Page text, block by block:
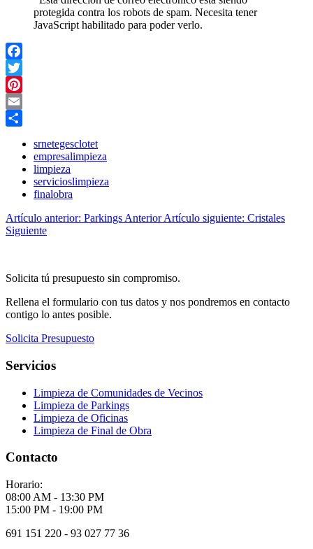
protegida contra los robots de spam. Necesita tener
JavaScript habilitado para poder verlo.
Facebook
Twitter
Pinterest
Email
srnetegesclotet
empresalimpieza
limpieza
servicioslimpieza
finalobra
Artículo anterior: Parkings Anterior Artículo siguiente: Cristales
Siguiente
Solicita tú presupuesto sin compromiso.
Rellena el formulario con tus datos y nos pondremos en contacto
contigo lo antes posible.
Solicita Presupuesto
Servicios
Limpieza de Comunidades de Vecinos
Limpieza de Parkings
Limpieza de Oficinas
Limpieza de Final de Obra
Contacto
Horario:
08:00 AM - 13:30 PM
15:00 PM - 19:00 PM
691 151 220 - 93 027 77 36